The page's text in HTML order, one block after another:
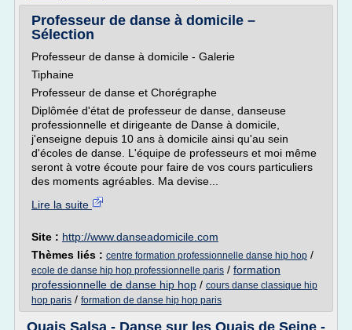
Professeur de danse à domicile –
Sélection
Professeur de danse à domicile - Galerie
Tiphaine
Professeur de danse et Chorégraphe
Diplômée d'état de professeur de danse, danseuse
professionnelle et dirigeante de Danse à domicile,
j'enseigne depuis 10 ans à domicile ainsi qu'au sein
d'écoles de danse. L'équipe de professeurs et moi même
seront à votre écoute pour faire de vos cours particuliers
des moments agréables. Ma devise...
Lire la suite
Site : http://www.danseadomicile.com
Thèmes liés : centre formation professionnelle danse hip hop /
ecole de danse hip hop professionnelle paris / formation
professionnelle de danse hip hop / cours danse classique hip
hop paris / formation de danse hip hop paris
Quais Salsa - Danse sur les Quais de Seine -